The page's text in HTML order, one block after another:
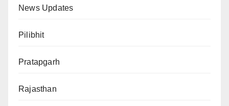
News Updates
Pilibhit
Pratapgarh
Rajasthan